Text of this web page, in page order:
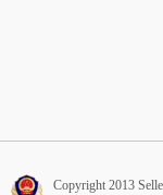
Copyright 2013